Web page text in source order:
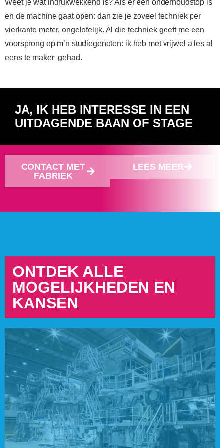
Weet je wat indrukwekkend is? Als er een onderhoudstop is
en de machine gaat open: dan zie je zoveel techniek per
vierkante meter, ongelofelijk. Al die techniek geeft me een
voorsprong op m’n studiegenoten: ik heb met vrijwel alles al
eens te maken gehad.
JA, IK HEB INTERESSE IN EEN
UITDAGENDE BAAN OF STAGE
CONTACT MET
FABRIEK
LEES MEER
ONTDEK ALLE
MOGELIJKHEDEN EN
KANSEN